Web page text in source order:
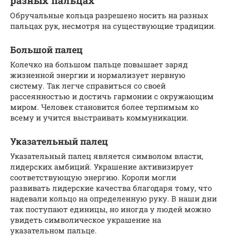
Обручальные кольца разрешено носить на разных
пальцах рук, несмотря на существующие традиции.
Большой палец
Колечко на большом пальце повышает заряд
жизненной энергии и нормализует нервную
систему. Так легче справиться со своей
рассеянностью и достичь гармонии с окружающим
миром. Человек становится более терпимым ко
всему и учится выстраивать коммуникации.
Указательный палец
Указательный палец является символом власти,
лидерских амбиций. Украшение активизирует
соответствующую энергию. Короли могли
развивать лидерские качества благодаря тому, что
надевали кольцо на определенную руку. В наши дни
так поступают единицы, но иногда у людей можно
увидеть символическое украшение на
указательном пальце.